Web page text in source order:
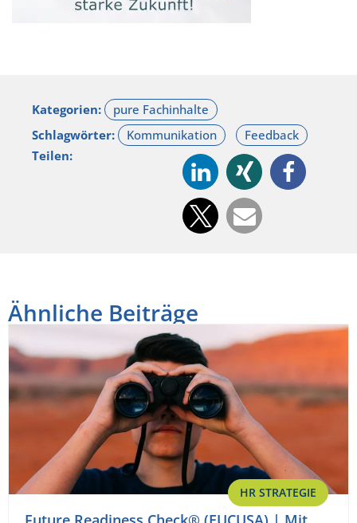
Kategorien:
Schlagwörter:
Teilen:
Ähnliche Beiträge
HR STRATEGIE